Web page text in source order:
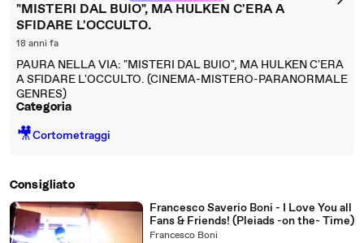
"MISTERI DAL BUIO", MA HULKEN C'ERA A
SFIDARE L'OCCULTO.
18 anni fa
PAURA NELLA VIA: "MISTERI DAL BUIO", MA HULKEN C'ERA
A SFIDARE L'OCCULTO. (CINEMA-MISTERO-PARANORMALE
GENRES)
Categoria
🎥Cortometraggi
Consigliato
Francesco Saverio Boni - I Love You all
Fans & Friends! (Pleiads -on the- Time)
Francesco Boni